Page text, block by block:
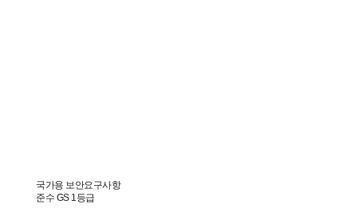
국가용 보안요구사항
준수 GS 1등급